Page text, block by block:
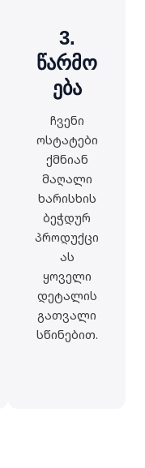
3.
წარმო
ება
ჩვენი
ოსტატები
ქმნიან
მაღალი
ხარისხის
ბეჭდურ
პროდუქცი
ას
ყოველი
დეტალის
გათვალი
სწინებით.